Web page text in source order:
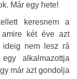
Már egy hete!
keresnem a
amire két éve azt
ideig nem lesz rá
alkalmazottja
már azt gondolja